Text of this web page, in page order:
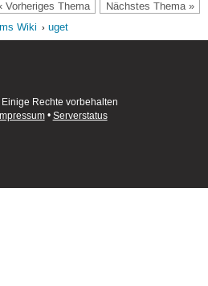
Vorheriges Thema Nächstes Thema »
Wiki uget
Rechte vorbehalten
• Serverstatus